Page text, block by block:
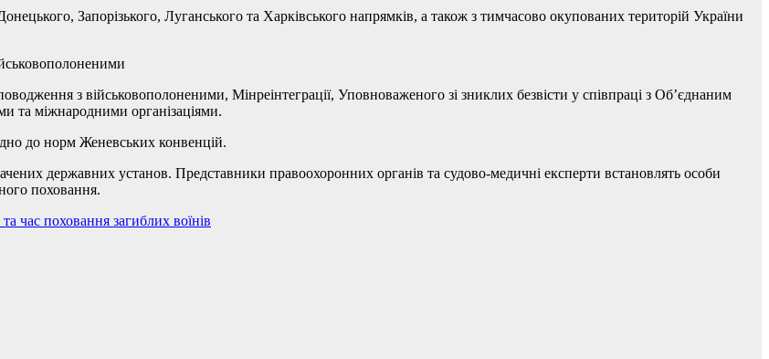
Запорізького, Луганського та Харківського напрямків, а також з тимчасово окупованих територій України
з військовополоненими, Мінреінтеграції, Уповноваженого зі зниклих безвісти у співпраці з Об’єднаним
міжнародними організаціями.
до норм Женевських конвенцій.
державних установ. Представники правоохоронних органів та судово-медичні експерти встановлять особи
поховання.
час поховання загиблих воїнів